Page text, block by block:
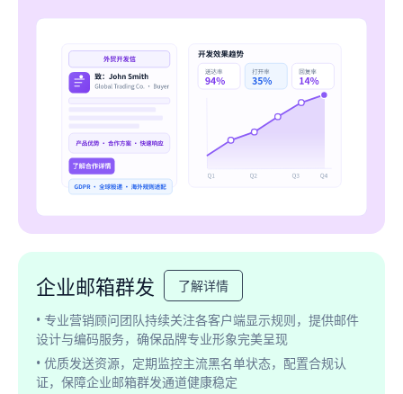
企业邮箱群发
了解详情
• 专业营销顾问团队持续关注各客户端显示规则，提供邮件
设计与编码服务，确保品牌专业形象完美呈现
• 优质发送资源，定期监控主流黑名单状态，配置合规认
证，保障企业邮箱群发通道健康稳定